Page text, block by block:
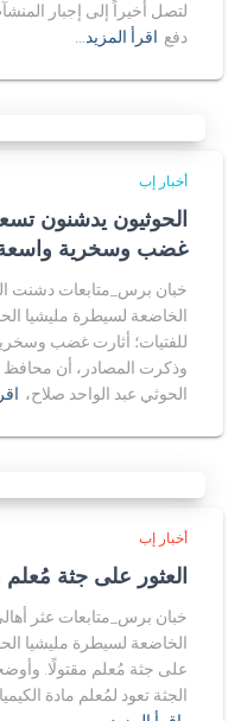
لتصل أخيراً إلى إجبار
دفع اقرأ المزيد…
أخبار إب
الحوثيون يدشنون
غضب وسخرية
خبان برس_متابعات دشنت
الخاضعة لسيطرة مليشيا
للفتيات؛ أثارت غضب
وذكرت المصادر، أن محافظ
الحوثي عبد الواحد صلاح،
أخبار إب
العثور على جثة
خبان برس_متابعات عثر
الخاضعة لسيطرة مليشيا
على جثة مُعلم مقتولًا.
الجثة تعود لمُعلم مادة